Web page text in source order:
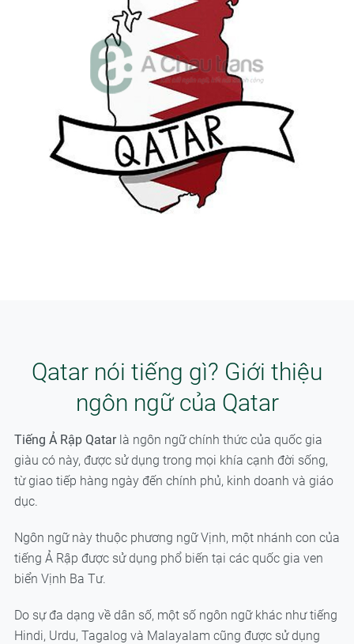
Qatar nói tiếng gì? Giới thiệu
ngôn ngữ của Qatar
Tiếng Ả Rập Qatarlà ngôn ngữ chính thức của quốc gia
giàu có này, được sử dụng trong mọi khía cạnh đời sống,
từ giao tiếp hàng ngày đến chính phủ, kinh doanh và giáo
dục.
Ngôn ngữ này thuộc phương ngữ Vịnh, một nhánh con của
tiếng Ả Rập được sử dụng phổ biến tại các quốc gia ven
biển Vịnh Ba Tư.
Do sự đa dạng về dân số, một số ngôn ngữ khác như tiếng
Hindi, Urdu, Tagalog và Malayalam cũng được sử dụng